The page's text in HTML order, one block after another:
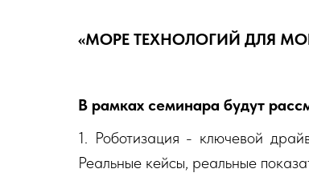
«МОРЕ ТЕХНОЛОГИЙ ДЛЯ
В рамках семинара будут
1. Роботизация - ключевой
Реальные кейсы, реальные